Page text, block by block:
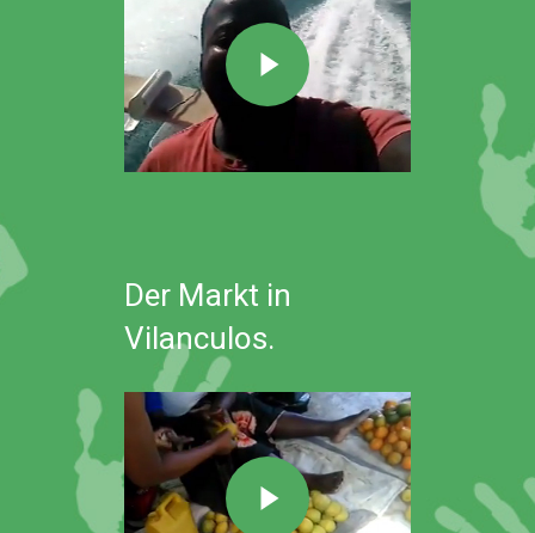
Der Markt in
Vilanculos.